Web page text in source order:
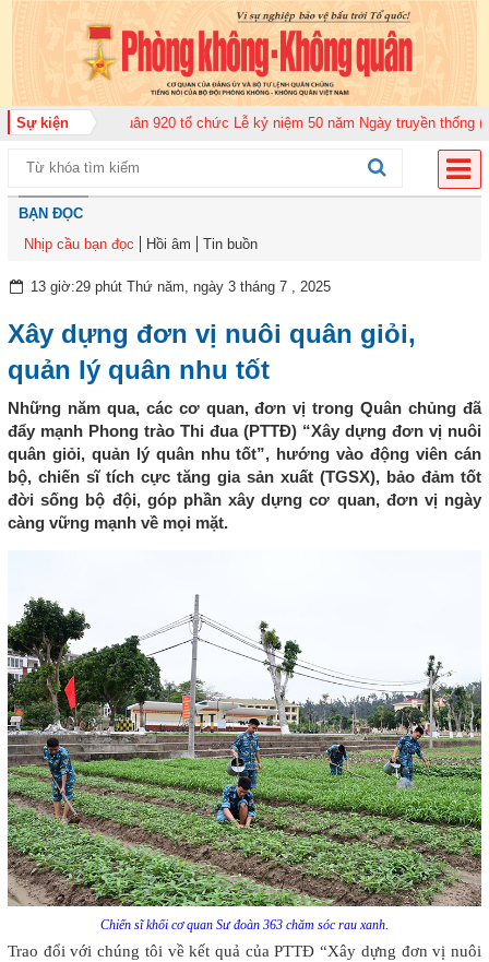
Sự kiện
đoàn Không quân 920 tổ chức Lễ kỷ niệm 50 năm Ngày truyền thống (12-
BẠN ĐỌC
Nhịp cầu bạn đọc
Hồi âm Tin buồn
13 giờ:29 phút Thứ năm, ngày 3 tháng 7 , 2025
Xây dựng đơn vị nuôi quân giỏi,
quản lý quân nhu tốt
Những năm qua, các cơ quan, đơn vị trong Quân chủng đã
đẩy mạnh Phong trào Thi đua (PTTĐ) “Xây dựng đơn vị nuôi
quân giỏi, quản lý quân nhu tốt”, hướng vào động viên cán
bộ, chiến sĩ tích cực tăng gia sản xuất (TGSX), bảo đảm tốt
đời sống bộ đội, góp phần xây dựng cơ quan, đơn vị ngày
càng vững mạnh về mọi mặt.
Chiến sĩ khối cơ quan Sư đoàn 363 chăm sóc rau xanh.
Trao đổi với chúng tôi về kết quả của PTTĐ “Xây dựng đơn vị nuôi